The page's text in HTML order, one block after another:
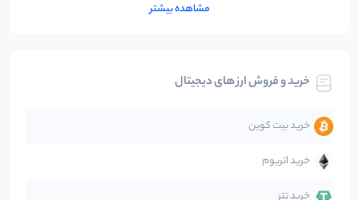
مشاهده بیشتر
خرید و فروش ارز های دیجیتال
خرید بیت کوین
خرید اتریوم
خرید تتر